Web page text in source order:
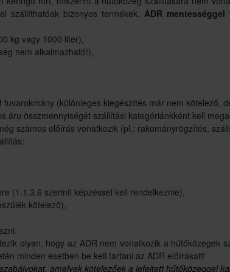
szállíthatóak bizonyos termékek. ADR mentességgel
kg vagy 1000 liter),
nem alkalmazható!),
(különleges kiegészítés már nem kötelező,
áru összmennyiségét szállítási kategóriánkként kell
számos előírás vonatkozik (pl.: rakományrögzítés,
(1.1.3.6 szerinti képzéssel kell rendelkeznie),
kötelező),
olyan, hogy az ADR nem vonatkozik a hűtőközegek
minden esetben be kell tartani az ADR előírásait!
amelyek kötelezőek a lefejtett hűtőközeggel